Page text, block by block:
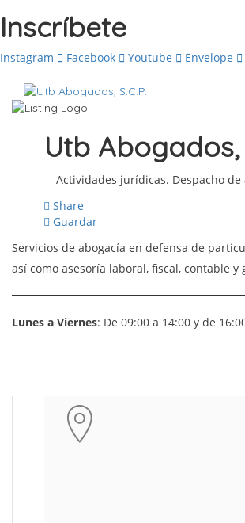
Inscríbete
Instagram Facebook Youtube Envelope
Utb Abogados,
Actividades jurídicas. Despacho de
Share
Guardar
Servicios de abogacía en defensa de
así como asesoría laboral, fiscal, contable y
Lunes a Viernes: De 09:00 a 14:00 y de